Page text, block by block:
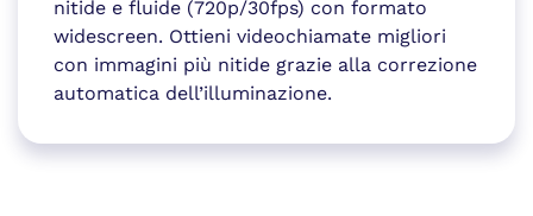
nitide e fluide (720p/30fps) con formato
widescreen. Ottieni videochiamate migliori
con immagini più nitide grazie alla correzione
automatica dell’illuminazione.